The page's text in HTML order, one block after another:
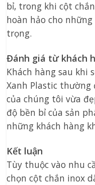
bỉ, trong khi cột
hoàn hảo cho
trọng.
Đánh giá từ khách
Khách hàng sau khi
Xanh Plastic thường
của chúng tôi vừa
độ bền bỉ của sản
những khách hàng
Kết luận
Tùy thuộc vào nhu
chọn cột chắn inox